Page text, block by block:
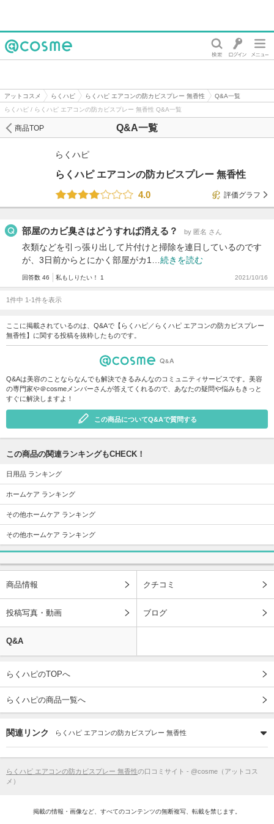
アットコスメ らくハピ らくハピ エアコンの防カビスプレー 無香性
Q&A一覧
らくハピ / らくハピ エアコンの防カビスプレー 無香性 Q&A一覧
Q&A一覧
商品TOP
らくハピ
らくハピ エアコンの防カビスプレー 無香性
4.0
評価グラフ
部屋のカビ臭さはどうすれば消える？ by 匿名 さん
衣類などを引っ張り出して片付けと掃除を連日しているのです
が、3日前からとにかく部屋がカ1… 続きを読む
回答数 46 私もしりたい！ 1 2021/10/16
1件中 1-1件を表示
ここに掲載されているのは、Q&Aで【らくハピ／らくハピ エアコンの防カビスプレー
無香性】に関する投稿を抜粋したものです。
Q&Aは美容のことならなんでも解決できるみんなのコミュニティサービスです。美容
の専門家や＠cosmeメンバーさんが答えてくれるので、あなたの疑問や悩みもきっと
すぐに解決しますよ！
この商品についてQ&Aで質問する
この商品の関連ランキングもCHECK！
日用品 ランキング
ホームケア ランキング
その他ホームケア ランキング
その他ホームケア ランキング
商品情報 クチコミ
投稿写真・動画 ブログ
Q&A
らくハピのTOPへ
らくハピの商品一覧へ
関連リンク らくハピ エアコンの防カビスプレー 無香性
らくハピ エアコンの防カビスプレー 無香性の口コミサイト - @cosme（アットコス
メ）
掲載の情報・画像など、すべてのコンテンツの無断複写、転載を禁じます。